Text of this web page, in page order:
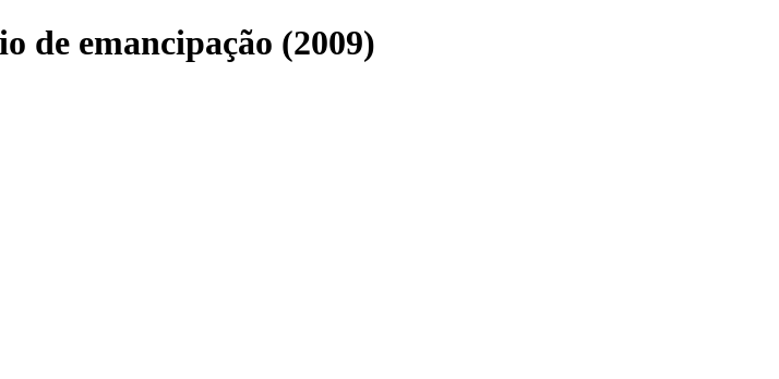
de emancipação (2009)